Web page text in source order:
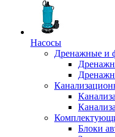
Насосы
Дренажные и
Блоки